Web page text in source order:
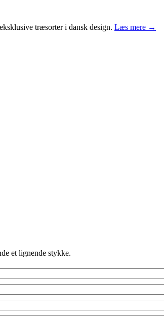
træsorter i dansk design. Læs mere →
et lignende stykke.